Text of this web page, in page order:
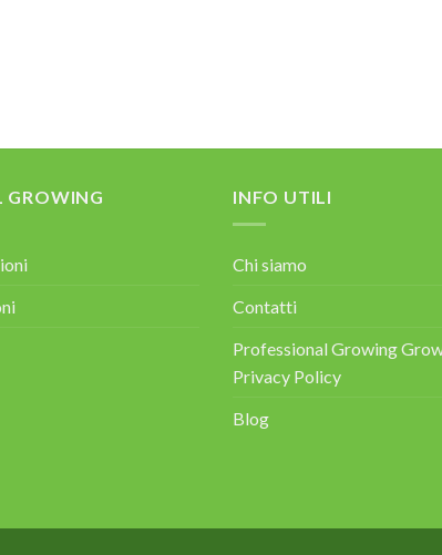
GROWING INFO UTILI
Chi siamo
Contatti
Professional Growing
Privacy Policy
Blog